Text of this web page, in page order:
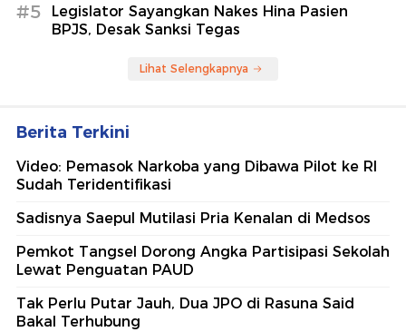
#5
Legislator Sayangkan Nakes Hina Pasien
BPJS, Desak Sanksi Tegas
Lihat Selengkapnya
Berita Terkini
Video: Pemasok Narkoba yang Dibawa Pilot ke RI
Sudah Teridentifikasi
Sadisnya Saepul Mutilasi Pria Kenalan di Medsos
Pemkot Tangsel Dorong Angka Partisipasi Sekolah
Lewat Penguatan PAUD
Tak Perlu Putar Jauh, Dua JPO di Rasuna Said
Bakal Terhubung